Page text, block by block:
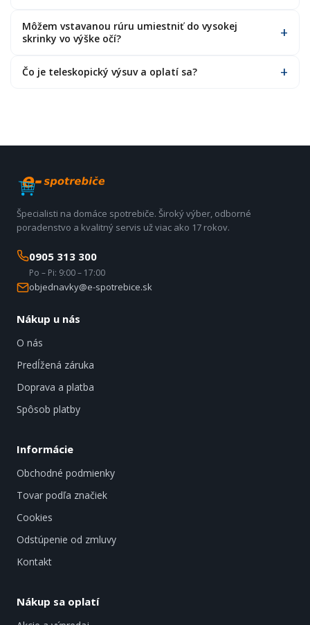
Môžem vstavanou rúru umiestniť do vysokej
skrinky vo výške očí?
Čo je teleskopický výsuv a oplatí sa?
Špecialisti na domáce spotrebiče. Široký výber, odborné
poradenstvo a kvalitný servis už viac ako 17 rokov.
0905 313 300
Po – Pi: 9:00 – 17:00
objednavky@e-spotrebice.sk
Nákup u nás
O nás
Predĺžená záruka
Doprava a platba
Spôsob platby
Informácie
Obchodné podmienky
Tovar podľa značiek
Cookies
Odstúpenie od zmluvy
Kontakt
Nákup sa oplatí